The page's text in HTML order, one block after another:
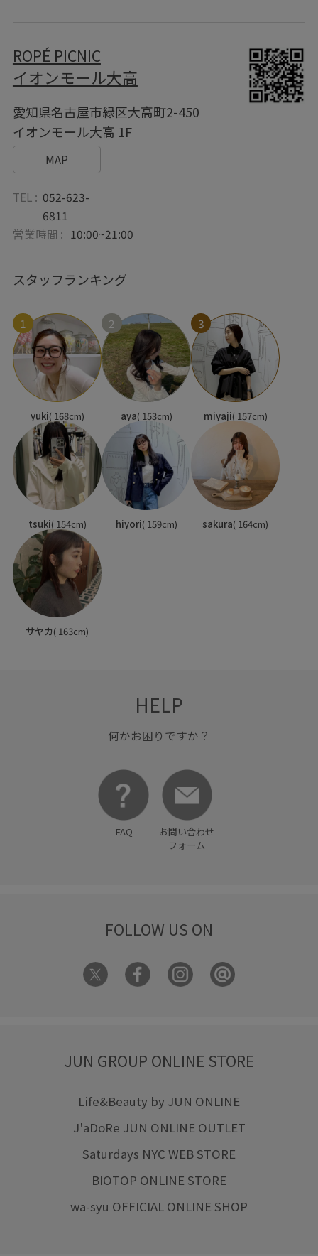
ROPÉ PICNIC
イオンモール大高
愛知県名古屋市緑区大高町2-450
イオンモール大高 1F
MAP
TEL : 052-623-
6811
営業時間 : 10:00~21:00
スタッフランキング
1
yuki( 168cm)
2
aya( 153cm)
3
miyaji( 157cm)
tsuki( 154cm) hiyori( 159cm) sakura( 164cm)
サヤカ( 163cm)
HELP
何かお困りですか？
FAQ
お問い合わせ
フォーム
FOLLOW US ON
JUN GROUP ONLINE STORE
Life&Beauty by JUN ONLINE
J'aDoRe JUN ONLINE OUTLET
Saturdays NYC WEB STORE
BIOTOP ONLINE STORE
wa-syu OFFICIAL ONLINE SHOP